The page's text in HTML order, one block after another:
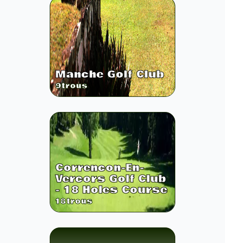
Manche Golf Club
9trous
Correncon-En-
Vercors Golf Club
- 18 Holes Course
18trous